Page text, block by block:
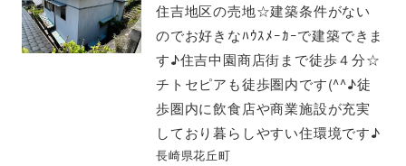
住吉地区の売地☆建築条件がない
のでお好きなﾊｳｽﾒｰｶｰで建築できま
す♪住吉中園商店街まで徒歩４分☆
チトセピアも徒歩圏内です(^^♪徒
歩圏内に飲食店や商業施設が充実
しており暮らしやすい住環境です♪
長崎県花丘町